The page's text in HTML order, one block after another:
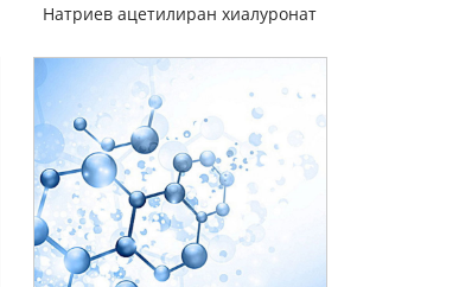
Натриев ацетилиран хиалуронат